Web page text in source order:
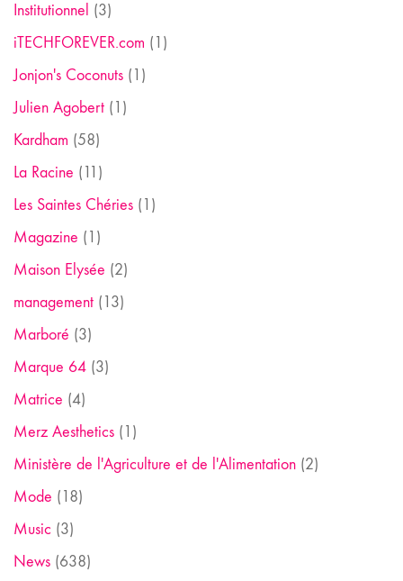
Institutionnel (3)
iTECHFOREVER.com (1)
Jonjon's Coconuts (1)
Julien Agobert (1)
Kardham (58)
La Racine (11)
Les Saintes Chéries (1)
Magazine (1)
Maison Elysée (2)
management (13)
Marboré (3)
Marque 64 (3)
Matrice (4)
Merz Aesthetics (1)
Ministère de l'Agriculture et de l'Alimentation (2)
Mode (18)
Music (3)
News (638)